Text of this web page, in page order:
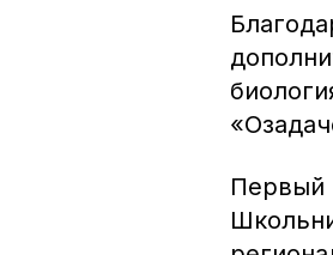
Первый